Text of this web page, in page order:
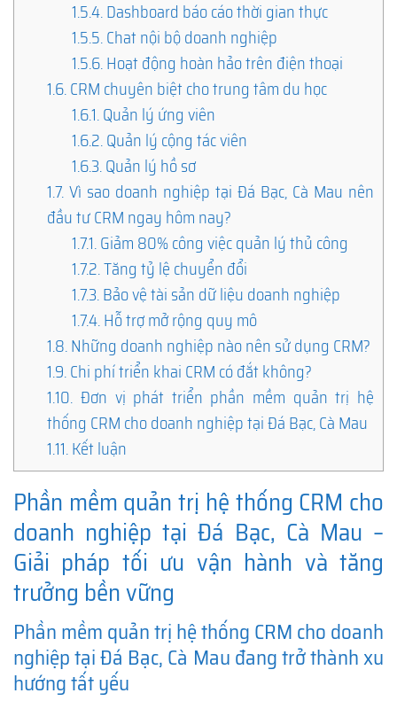
1.5.4.Dashboard báo cáo thời gian thực
1.5.5.Chat nội bộ doanh nghiệp
1.5.6.Hoạt động hoàn hảo trên điện thoại
1.6.CRM chuyên biệt cho trung tâm du học
1.6.1.Quản lý ứng viên
1.6.2.Quản lý cộng tác viên
1.6.3.Quản lý hồ sơ
1.7. Vì sao doanh nghiệp tại Đá Bạc, Cà Mau nên
đầu tư CRM ngay hôm nay?
1.7.1.Giảm 80% công việc quản lý thủ công
1.7.2.Tăng tỷ lệ chuyển đổi
1.7.3.Bảo vệ tài sản dữ liệu doanh nghiệp
1.7.4.Hỗ trợ mở rộng quy mô
1.8.Những doanh nghiệp nào nên sử dụng CRM?
1.9.Chi phí triển khai CRM có đắt không?
1.10. Đơn vị phát triển phần mềm quản trị hệ
thống CRM cho doanh nghiệp tại Đá Bạc, Cà Mau
1.11.Kết luận
Phần mềm quản trị hệ thống CRM cho
doanh nghiệp tại Đá Bạc, Cà Mau –
Giải pháp tối ưu vận hành và tăng
trưởng bền vững
Phần mềm quản trị hệ thống CRM cho doanh
nghiệp tại Đá Bạc, Cà Mau đang trở thành xu
hướng tất yếu